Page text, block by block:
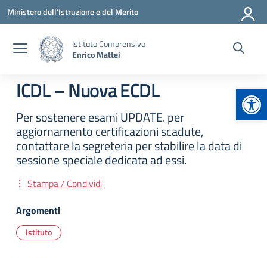
Vai ai contenuti
Vai al menu di navigazione
Vai al footer
Ministero dell'Istruzione e del Merito
Istituto Comprensivo
Enrico Mattei
ICDL – Nuova ECDL
Per sostenere esami UPDATE. per
aggiornamento certificazioni scadute,
contattare la segreteria per stabilire la data di
sessione speciale dedicata ad essi.
Stampa / Condividi
Argomenti
Istituto